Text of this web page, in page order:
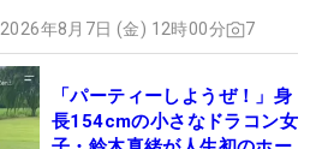
2026年8月7日 (金) 12時00分 7
「パーティーしようぜ！」身
長154cmの小さなドラコン女